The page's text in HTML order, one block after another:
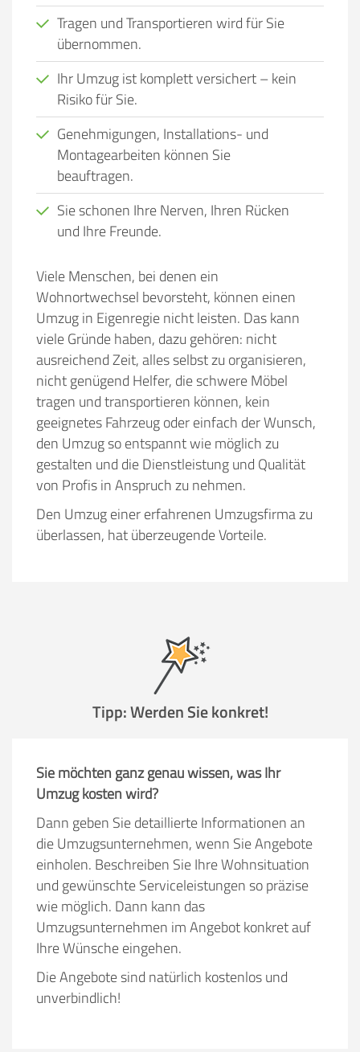
Tragen und Transportieren wird für Sie
übernommen.
Ihr Umzug ist komplett versichert – kein
Risiko für Sie.
Genehmigungen, Installations- und
Montagearbeiten können Sie
beauftragen.
Sie schonen Ihre Nerven, Ihren Rücken
und Ihre Freunde.
Viele Menschen, bei denen ein
Wohnortwechsel bevorsteht, können einen
Umzug in Eigenregie nicht leisten. Das kann
viele Gründe haben, dazu gehören: nicht
ausreichend Zeit, alles selbst zu organisieren,
nicht genügend Helfer, die schwere Möbel
tragen und transportieren können, kein
geeignetes Fahrzeug oder einfach der Wunsch,
den Umzug so entspannt wie möglich zu
gestalten und die Dienstleistung und Qualität
von Profis in Anspruch zu nehmen.
Den Umzug einer erfahrenen Umzugsfirma zu
überlassen, hat überzeugende Vorteile.
Tipp: Werden Sie konkret!
Sie möchten ganz genau wissen, was Ihr
Umzug kosten wird?
Dann geben Sie detaillierte Informationen an
die Umzugsunternehmen, wenn Sie Angebote
einholen. Beschreiben Sie Ihre Wohnsituation
und gewünschte Serviceleistungen so präzise
wie möglich. Dann kann das
Umzugsunternehmen im Angebot konkret auf
Ihre Wünsche eingehen.
Die Angebote sind natürlich kostenlos und
unverbindlich!